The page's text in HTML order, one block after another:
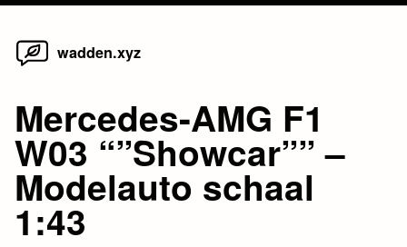
Skip
wadden.xyz
Mercedes-AMG F1
W03 “”Showcar”” –
Modelauto schaal
1:43